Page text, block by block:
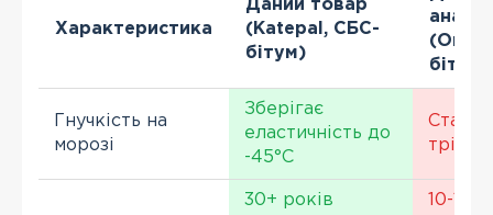
Характеристика
Даний товар
(Katepal, СБС-
бітум)
бітум)
Гнучкість на
морозі
Зберігає
еластичність до
-45°С
Стає
30+ років
10-15